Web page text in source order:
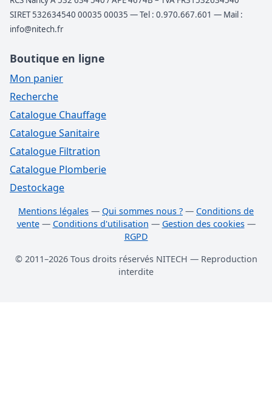
SIRET 532634540 00035 00035 — Tel : 0.970.667.601 — Mail :
info@nitech.fr
Boutique en ligne
Mon panier
Recherche
Catalogue Chauffage
Catalogue Sanitaire
Catalogue Filtration
Catalogue Plomberie
Destockage
Mentions légales — Qui sommes nous ? — Conditions de
vente— Conditions d'utilisation — Gestion des cookies—
RGPD
© 2011–2026 Tous droits réservés NITECH — Reproduction
interdite